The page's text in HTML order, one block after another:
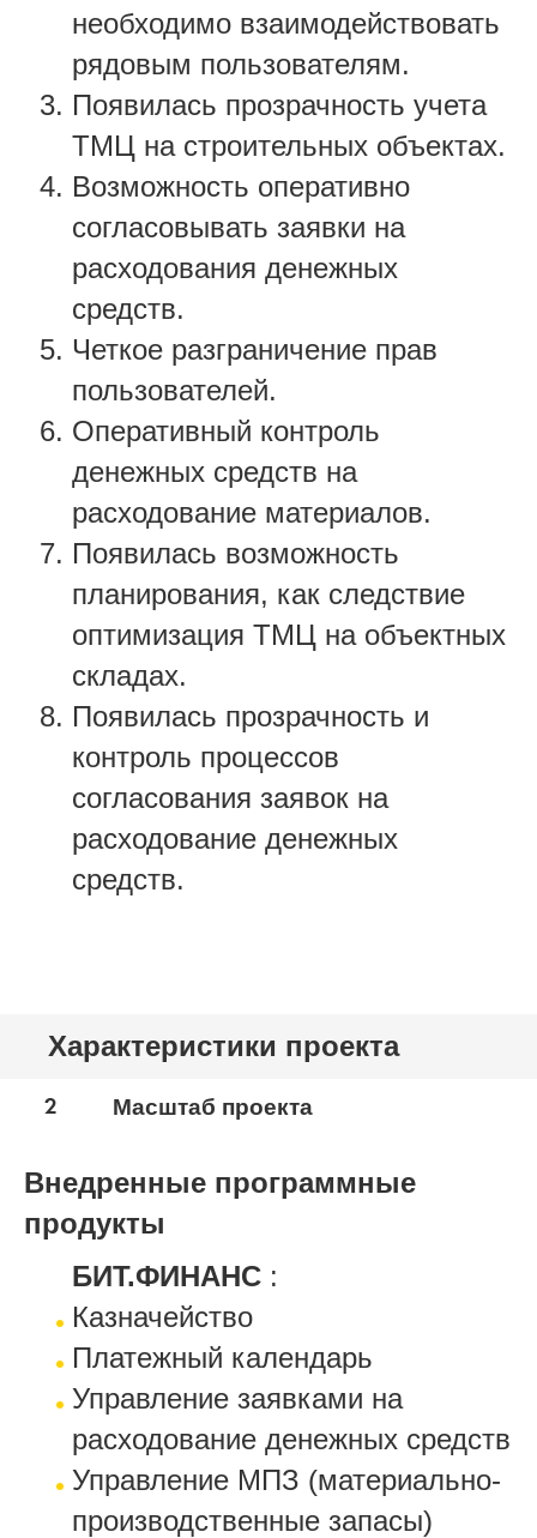
необходимо взаимодействовать
рядовым пользователям.
Появилась прозрачность учета
ТМЦ на строительных объектах.
Возможность оперативно
согласовывать заявки на
расходования денежных
средств.
Четкое разграничение прав
пользователей.
Оперативный контроль
денежных средств на
расходование материалов.
Появилась возможность
планирования, как следствие
оптимизация ТМЦ на объектных
складах.
Появилась прозрачность и
контроль процессов
согласования заявок на
расходование денежных
средств.
Характеристики проекта
2 Масштаб проекта
Внедренные программные
продукты
БИТ.ФИНАНС :
Казначейство
Платежный календарь
Управление заявками на
расходование денежных средств
Управление МПЗ (материально-
производственные запасы)